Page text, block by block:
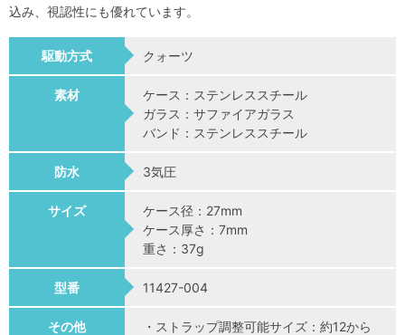
込み、視認性にも優れています。
駆動方式 クォーツ
素材
ケース：ステンレススチール
ガラス：サファイアガラス
バンド：ステンレススチール
防水 3気圧
サイズ
ケース径：27mm
ケース厚さ：7mm
重さ：37g
型番 11427-004
その他
・ストラップ調整可能サイズ：約12から